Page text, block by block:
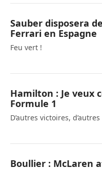
Sauber disposera
Ferrari en Espagne
Feu vert !
Hamilton : Je veux
Formule 1
D’autres victoires,
Boullier : McLaren